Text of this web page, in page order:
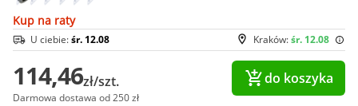
Kup na raty
Kraków:śr. 12.08
U ciebie:śr. 12.08
114,46zł/szt.
Darmowa dostawa od 250 zł
do koszyka